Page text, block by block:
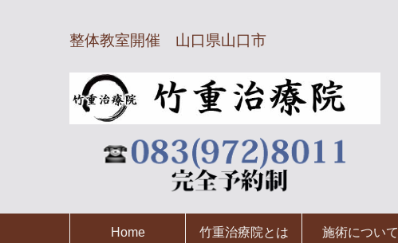
整体教室開催 山口県山口市
Home 竹重治療院とは 施術について